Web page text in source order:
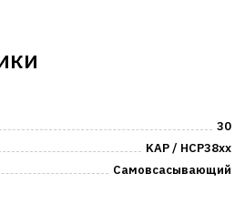
30
KAP / HCP38xx
Самовсасывающий